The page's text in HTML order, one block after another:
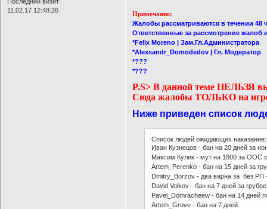
11.02.17 12:48:26
Примечание:
Жалобы рассматриваются в течении 48
Ответственные за рассмотрение жалоб
*Felix Moreno | Зам.Гл.Администратора
*Alexsandr_Domodedov | Гл. Модератор
*???
*???
P.S> В данной теме НЕЛЬЗЯ
Сюда жалобы ТОЛЬКО на
Ниже приведен список
Список людей ожидающих наказание:
Иван Кузнецов - бан на 20 дней за
Максим Кулик - мут на 1800 за ООС
Artem_Perenko - бан на 15 дней за
Dmitry_Borzov - два варна за без РП
David Volkov - бан на 7 дней за
Pavel_Domracheew - бан на 14 дней
Artem_Gruve - бан на 7 дней.